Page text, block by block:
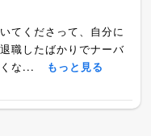
てくださって、自分に
職したばかりでナーバ
な...
もっと見る